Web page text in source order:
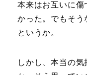
本来はお互いに傷
かった。でもそう
というか。
しかし、本当の